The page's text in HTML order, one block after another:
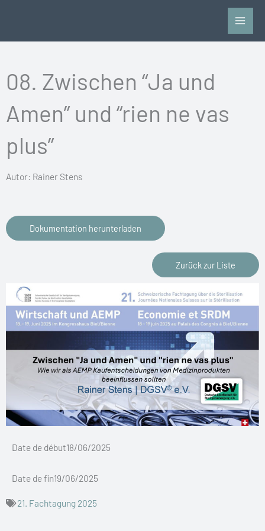
08. Zwischen “Ja und
Amen” und “rien ne vas
plus”
Autor: Rainer Stens
Dokumentation herunterladen
Zurück zur Liste
Date de début18/06/2025
Date de fin19/06/2025
21. Fachtagung 2025